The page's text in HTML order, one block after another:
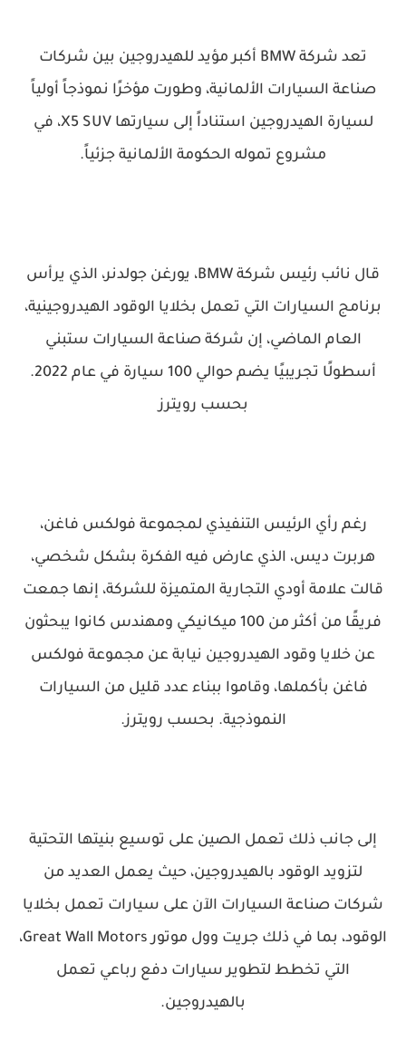
تعد شركة BMW أكبر مؤيد للهيدروجين بين شركات
صناعة السيارات الألمانية، وطورت مؤخرًا نموذجاً أولياً
لسيارة الهيدروجين استناداً إلى سيارتها X5 SUV، في
مشروع تموله الحكومة الألمانية جزئياً.
قال نائب رئيس شركة BMW، يورغن جولدنر، الذي يرأس
برنامج السيارات التي تعمل بخلايا الوقود الهيدروجينية،
العام الماضي، إن شركة صناعة السيارات ستبني
أسطولًا تجريبيًا يضم حوالي 100 سيارة في عام 2022.
بحسب رويترز
رغم رأي الرئيس التنفيذي لمجموعة فولكس فاغن،
هربرت ديس، الذي عارض فيه الفكرة بشكل شخصي،
قالت علامة أودي التجارية المتميزة للشركة، إنها جمعت
فريقًا من أكثر من 100 ميكانيكي ومهندس كانوا يبحثون
عن خلايا وقود الهيدروجين نيابة عن مجموعة فولكس
فاغن بأكملها، وقاموا ببناء عدد قليل من السيارات
النموذجية. بحسب رويترز.
إلى جانب ذلك تعمل الصين على توسيع بنيتها التحتية
لتزويد الوقود بالهيدروجين، حيث يعمل العديد من
شركات صناعة السيارات الآن على سيارات تعمل بخلايا
الوقود، بما في ذلك جريت وول موتور Great Wall Motors،
التي تخطط لتطوير سيارات دفع رباعي تعمل
بالهيدروجين.